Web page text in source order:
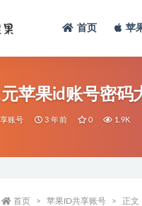
首页 苹
苹果id账号密码
账号 3 年前 0 1.9K
首页 苹果ID共享账号 正文